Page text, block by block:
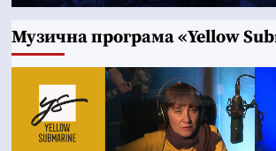
Музична програма «Yellow